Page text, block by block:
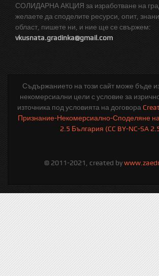
СОЛИДАРНА АКЦИЯ за изработване на
желаете да споделите ресурси, опит,
област, пишете ни, и ние ще се свържем:
vkusnata.gradinka@gmail.com
Съдържанието на този сайт може бъде
некомерсиални цели с условие за
източника под условията на договора
Признание-Некомерсиално-Споделяне
2.5 България (CC BY-NC-SA
© 2011-2021, created by